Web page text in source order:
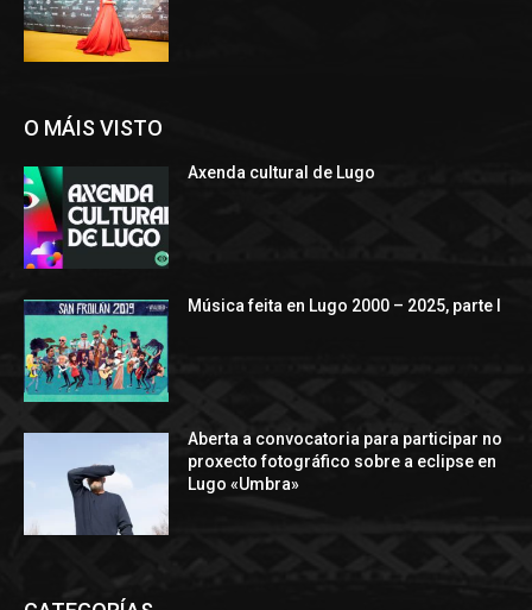
O MÁIS VISTO
Axenda cultural de Lugo
Música feita en Lugo 2000 – 2025, parte I
Aberta a convocatoria para participar no
proxecto fotográfico sobre a eclipse en
Lugo «Umbra»